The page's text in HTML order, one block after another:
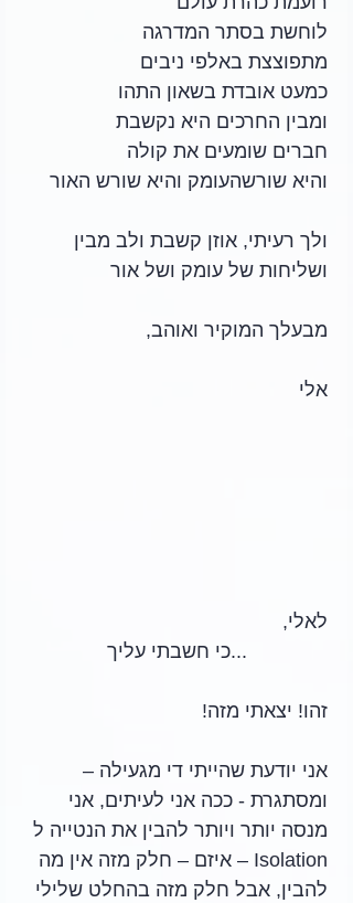
לוחשת בסתר המדרגה
מתפוצצת באלפי ניבים
כמעט אובדת בשאון התהו
ומבין החרכים היא נקשבת
חברים שומעים את קולה
והיא שורשהעומק והיא שורש האור
ולך רעיתי, אוזן קשבת ולב מבין
ושליחות של עומק ושל אור
מבעלך המוקיר ואוהב,
אלי
לאלי,
...כי חשבתי עליך
זהו! יצאתי מזה!
אני יודעת שהייתי די מגעילה –
ומסתגרת - ככה אני לעיתים, אני
מנסה יותר ויותר להבין את הנטייה ל
Isolation – איזם – חלק מזה אין מה
להבין, אבל חלק מזה בהחלט שלילי